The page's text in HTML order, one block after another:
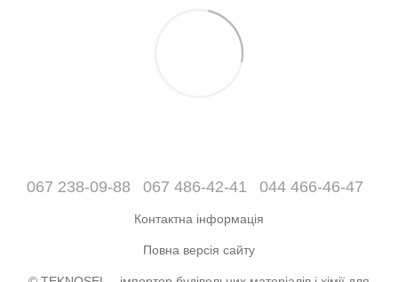
067 238-09-88 067 486-42-41 044 466-46-47
Контактна інформація
Повна версія сайту